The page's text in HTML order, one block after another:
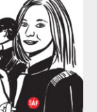
et
règles
Ainsi,
retenues,
de l’avocat
exceptionnel),